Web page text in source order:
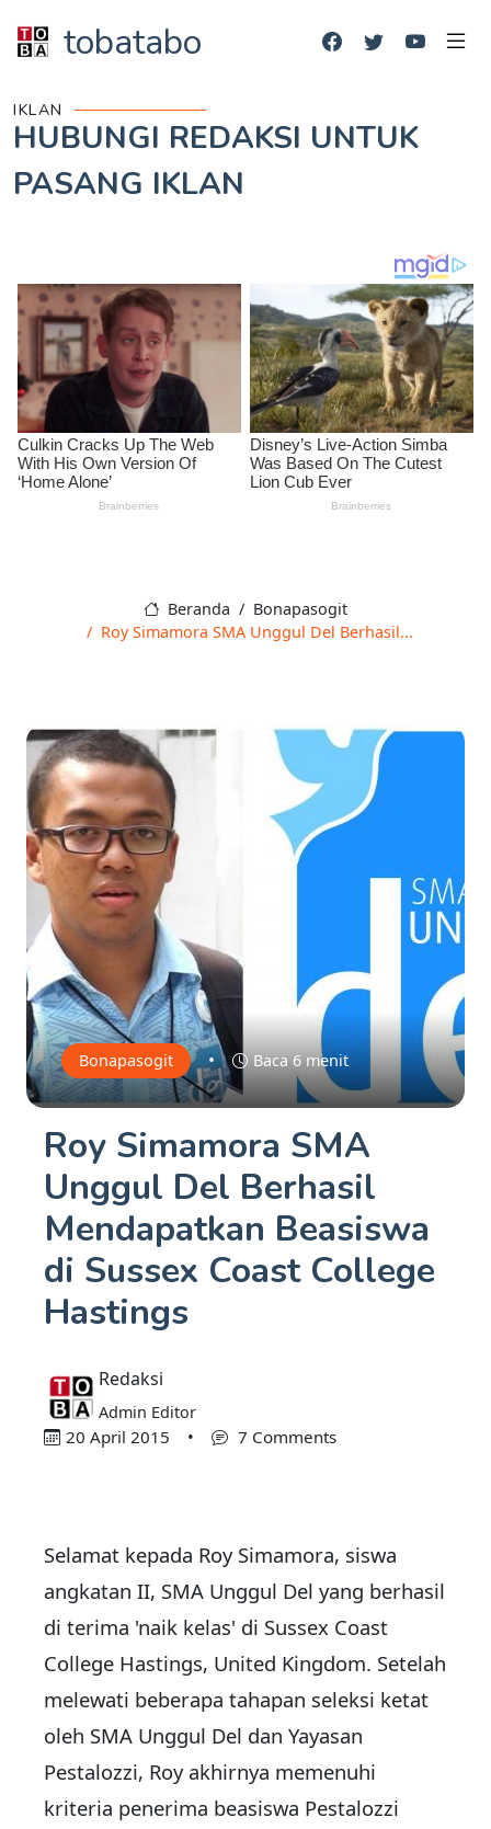
tobatabo
IKLAN
HUBUNGI REDAKSI UNTUK
PASANG IKLAN
Beranda
Bonapasogit
Roy Simamora SMA Unggul Del Berhasil...
Bonapasogit • Baca 6 menit
Roy Simamora SMA
Unggul Del Berhasil
Mendapatkan Beasiswa
di Sussex Coast College
Hastings
Redaksi
Admin Editor
20 April 2015 • 7 Comments
Selamat kepada Roy Simamora, siswa
angkatan II, SMA Unggul Del yang berhasil
di terima 'naik kelas' di Sussex Coast
College Hastings, United Kingdom. Setelah
melewati beberapa tahapan seleksi ketat
oleh SMA Unggul Del dan Yayasan
Pestalozzi, Roy akhirnya memenuhi
kriteria penerima beasiswa Pestalozzi